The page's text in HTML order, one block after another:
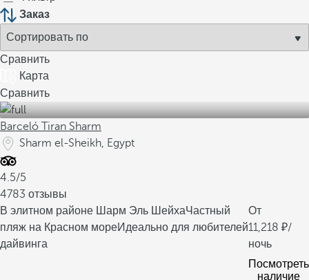
Заказ
Сравнить
Карта
Сравнить
Barceló Tiran Sharm
Sharm el-Sheikh, Egypt
4.5/5
4783 отзывы
В элитном районе Шарм Эль ШейхаЧастный
пляж на Красном мореИдеально для любителей
дайвинга
От
11,218
/
ночь
Посмотреть
наличие